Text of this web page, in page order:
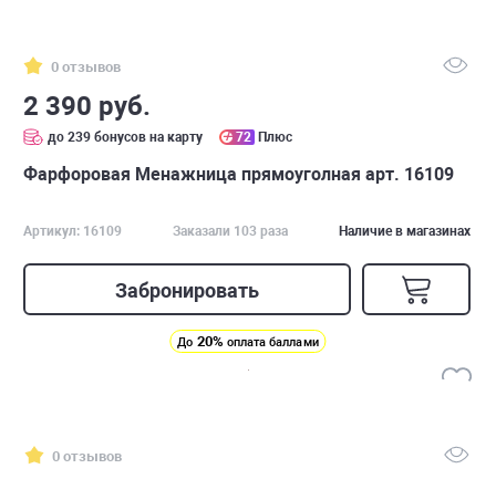
0 отзывов
2 390 руб.
до 239 бонусов на карту 72 Плюс
Фарфоровая Менажница прямоуголная арт. 16109
Артикул: 16109 Заказали 103 раза Наличие в магазинах
Забронировать
До 20% оплата баллами
0 отзывов